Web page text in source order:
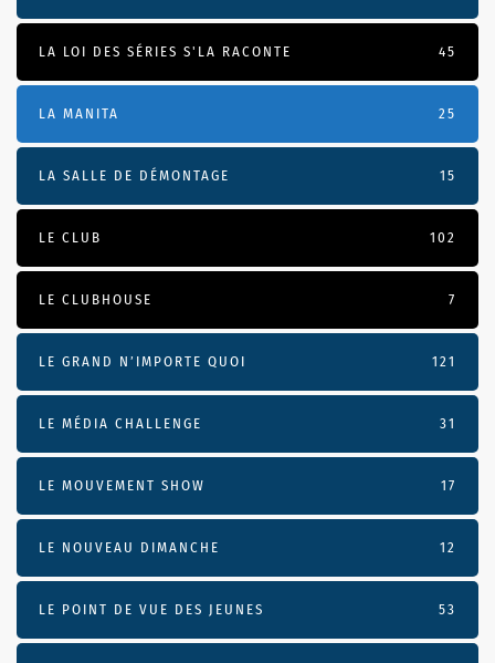
LA LOI DES SÉRIES S'LA RACONTE 45
LA MANITA 25
LA SALLE DE DÉMONTAGE 15
LE CLUB 102
LE CLUBHOUSE 7
LE GRAND N’IMPORTE QUOI 121
LE MÉDIA CHALLENGE 31
LE MOUVEMENT SHOW 17
LE NOUVEAU DIMANCHE 12
LE POINT DE VUE DES JEUNES 53